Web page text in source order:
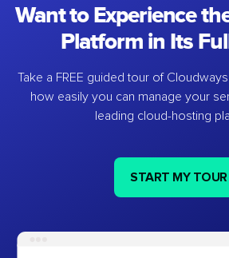
Want to Experience
Platform in Its
Take a FREE guided tour of
how easily you can manage your
leading cloud-hosting
START MY TOUR